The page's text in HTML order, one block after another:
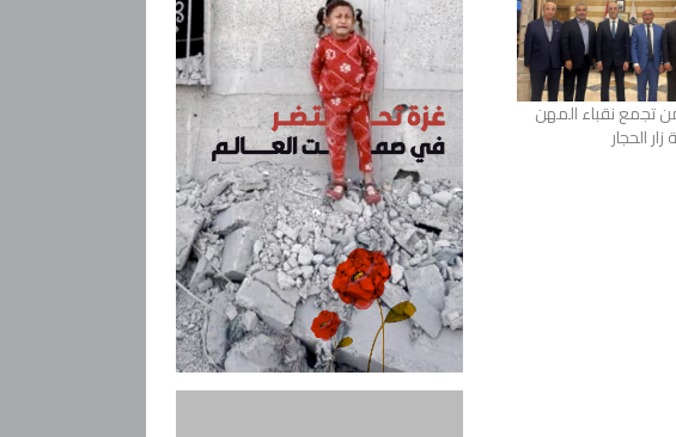
تجمع نقباء المهن
الحجار